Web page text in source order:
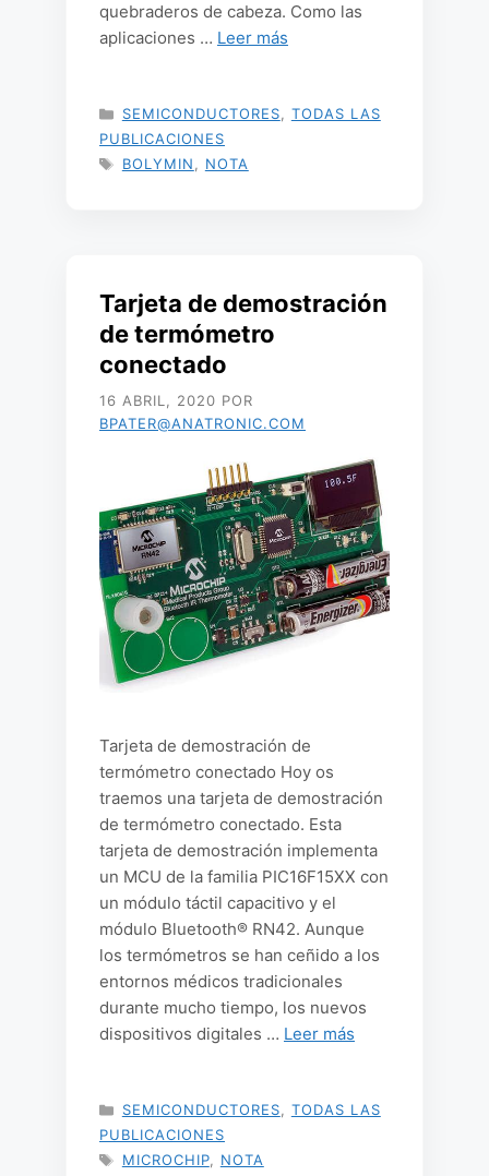
quebraderos de cabeza. Como las
aplicaciones … Leer más
CATEGORÍAS
SEMICONDUCTORES
TODAS LAS
PUBLICACIONES
ETIQUETAS
BOLYMIN NOTA
Tarjeta de demostración
de termómetro
conectado
16 ABRIL, 2020 POR
BPATER@ANATRONIC.COM
Tarjeta de demostración de
termómetro conectado Hoy os
traemos una tarjeta de demostración
de termómetro conectado. Esta
tarjeta de demostración implementa
un MCU de la familia PIC16F15XX con
un módulo táctil capacitivo y el
módulo Bluetooth® RN42. Aunque
los termómetros se han ceñido a los
entornos médicos tradicionales
durante mucho tiempo, los nuevos
dispositivos digitales … Leer más
CATEGORÍAS
SEMICONDUCTORES
TODAS LAS
PUBLICACIONES
ETIQUETAS
MICROCHIP, NOTA